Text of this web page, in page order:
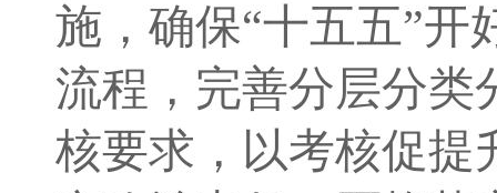
施 ， 确保“十五五”开
流程，完善分层分类
核要求 ，以考核促